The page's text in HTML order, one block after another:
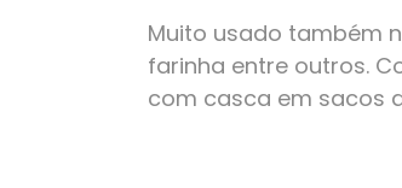
Muito usado também
farinha entre outros.
com casca em sacos